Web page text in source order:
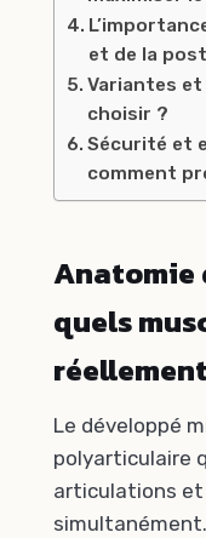
et de la
Variantes
choisir ?
Sécurité et
comment
Anatomie
quels
Le développé
polyarticulaire
articulations et